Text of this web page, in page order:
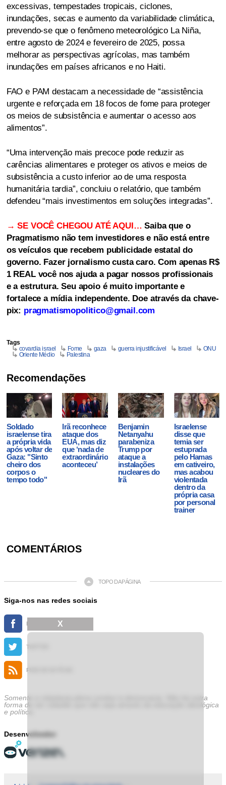
excessivas, tempestades tropicais, ciclones,
inundações, secas e aumento da variabilidade climática,
prevendo-se que o fenômeno meteorológico La Niña,
entre agosto de 2024 e fevereiro de 2025, possa
melhorar as perspectivas agrícolas, mas também
inundações em países africanos e no Haiti.
FAO e PAM destacam a necessidade de “assistência
urgente e reforçada em 18 focos de fome para proteger
os meios de subsistência e aumentar o acesso aos
alimentos”.
“Uma intervenção mais precoce pode reduzir as
carências alimentares e proteger os ativos e meios de
subsistência a custo inferior ao de uma resposta
humanitária tardia”, concluiu o relatório, que também
defendeu “mais investimentos em soluções integradas”.
→ SE VOCÊ CHEGOU ATÉ AQUI… Saiba que o
Pragmatismo não tem investidores e não está entre
os veículos que recebem publicidade estatal do
governo. Fazer jornalismo custa caro. Com apenas R$
1 REAL você nos ajuda a pagar nossos profissionais
e a estrutura. Seu apoio é muito importante e
fortalece a mídia independente. Doe através da chave-
pix: pragmatismopolitico@gmail.com
Tags
covardia israel
Fome gaza guerra injustificável Israel
ONU
Oriente Médio
Palestina
Recomendações
Soldado
israelense tira
a própria vida
após voltar de
Gaza: "Sinto
cheiro dos
corpos o
tempo todo"
Irã reconhece
ataque dos
EUA, mas diz
que ‘nada de
extraordinário
aconteceu’
Benjamin
Netanyahu
parabeniza
Trump por
ataque a
instalações
nucleares do
Irã
Israelense
disse que
temia ser
estuprada
pelo Hamas
em cativeiro,
mas acabou
violentada
dentro da
própria casa
por personal
trainer
COMENTÁRIOS
TOPO DA PÁGINA
Siga-nos nas redes sociais
TWITTER
FEED DE NOTÍCIAS
Somente a cidadania plena conduz à democracia. Não há outra
forma de ser cidadão que não seja através da educação ideológica
e política.
Desenvolvedor
X